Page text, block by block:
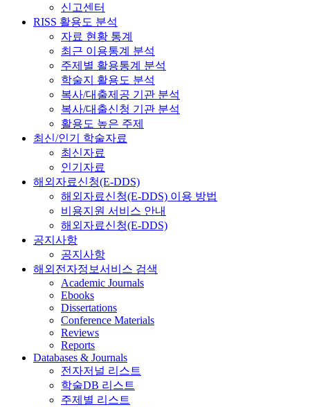
신고센터
RISS 활용도 분석
자료 현황 통계
최근 이용통계 분석
주제별 활용통계 분석
학술지 활용도 분석
복사/대출제공 기관 분석
복사/대출신청 기관 분석
활용도 높은 주제
최신/인기 학술자료
최신자료
인기자료
해외자료신청(E-DDS)
해외자료신청(E-DDS) 이용 방법
비용지원 서비스 안내
해외자료신청(E-DDS)
공지사항
공지사항
해외전자정보서비스 검색
Academic Journals
Ebooks
Dissertations
Conference Materials
Reviews
Reports
Databases & Journals
전자저널 리스트
학술DB 리스트
주제별 리스트